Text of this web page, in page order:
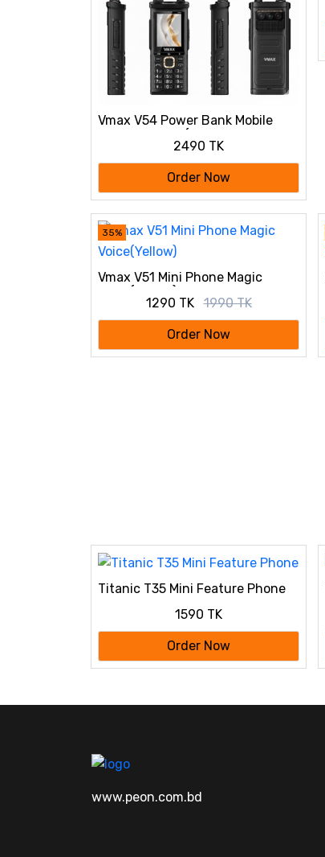
Vmax V54 Power Bank Mobile
Dual Antenna (6200mAh, 4 SIM
2490 TK
Order Now
35%
Vmax V51 Mini Phone Magic
Voice(Yellow)
1290 TK 1990 TK
Order Now
Titanic T35 Mini Feature Phone
1590 TK
Order Now
www.peon.com.bd